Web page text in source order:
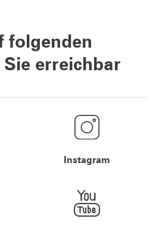
folgenden
Sie erreichbar
Instagram